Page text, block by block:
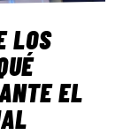
LOS
EL